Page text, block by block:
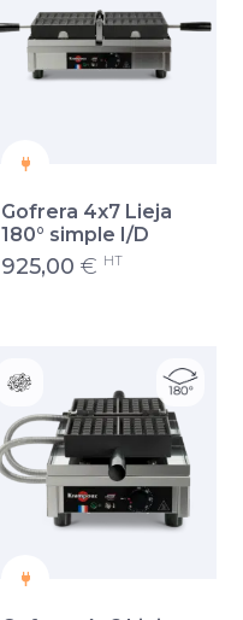
Gofrera 4x7 Lieja
180° simple I/D
925,00 € HT